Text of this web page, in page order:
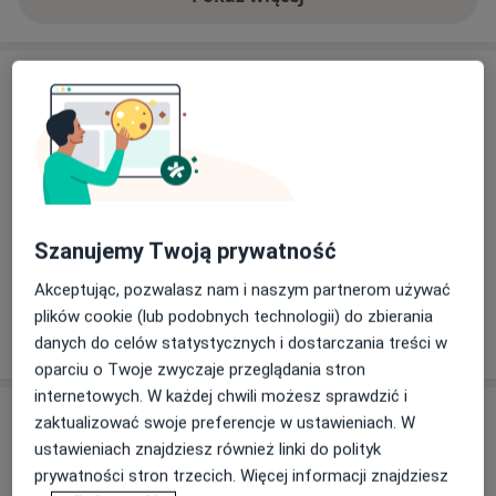
o doświadczeniu
Aktualności
dr n. med. Małgorzata Molska
Fordońska 144, 85-752 Bydgoszcz
Uprzejmie informujemy, że po rejestracji wizyty,
personel recepcji Athleticomed skontaktuje się z
zaplanowaną konsultację, BLIKiem lub
przelewem. Konto na przelewy: Athleticomed
spzoo, konto 30 1140 2004 0000 3502 7672 8647.
W przypadku odwołania wizyty, płatność będzie
zwracana w uzasadnionych przypadkach.
Dowiedz się więcej
08/03/2023
Usługi i ceny
Konsultacja kardiologiczna
300 zł Szczegóły Umów wizytę
Szanujemy Twoją prywatność
Akceptując, pozwalasz nam i naszym partnerom używać
plików cookie (lub podobnych technologii) do zbierania
danych do celów statystycznych i dostarczania treści w
oparciu o Twoje zwyczaje przeglądania stron
internetowych. W każdej chwili możesz sprawdzić i
zaktualizować swoje preferencje w ustawieniach. W
ustawieniach znajdziesz również linki do polityk
prywatności stron trzecich. Więcej informacji znajdziesz